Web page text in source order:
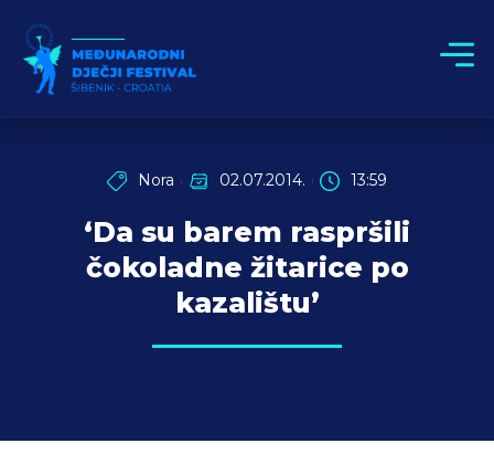
Nora 02.07.2014. 13:59
‘Da su barem raspršili
čokoladne žitarice po
kazalištu’